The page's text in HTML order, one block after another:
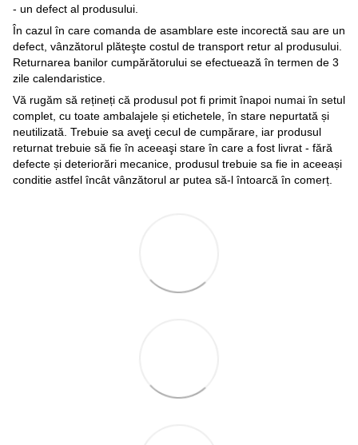
- un defect al produsului.
În cazul în care comanda de asamblare este incorectă sau are un
defect, vânzătorul plăteşte costul de transport retur al produsului.
Returnarea banilor cumpărătorului se efectuează în termen de 3
zile calendaristice.
Vă rugăm să rețineți că produsul pot fi primit înapoi numai în setul
complet, cu toate ambalajele și etichetele, în stare nepurtată și
neutilizată. Trebuie sa aveţi cecul de cumpărare, iar produsul
returnat trebuie să fie în aceeaşi stare în care a fost livrat - fără
defecte și deteriorări mecanice, produsul trebuie sa fie in aceeași
conditie astfel încât vânzătorul ar putea să-l întoarcă în comerț.